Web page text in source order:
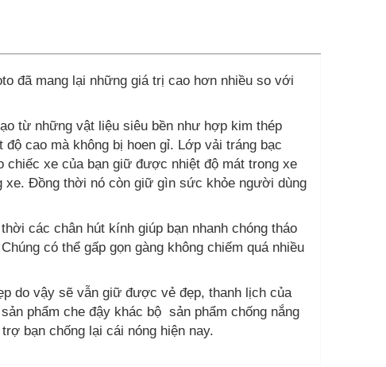
đã mang lại những giá trị cao hơn nhiều so với
từ những vật liệu siêu bền như hợp kim thép
cao mà không bị hoen gỉ. Lớp vải tráng bạc
chiếc xe của bạn giữ được nhiệt độ mát trong xe
xe. Đồng thời nó còn giữ gìn sức khỏe người dùng
các chân hút kính giúp bạn nhanh chóng tháo
có thể gấp gọn gàng không chiếm quá nhiều
do vậy sẽ vẫn giữ được vẻ đẹp, thanh lịch của
phẩm che đậy khác bộ sản phẩm chống nắng
bạn chống lại cái nóng hiện nay.